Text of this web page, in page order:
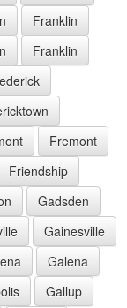
Franklin
Franklin
Fremont
Friendship
Gadsden
Gainesville
Galena
Gallup